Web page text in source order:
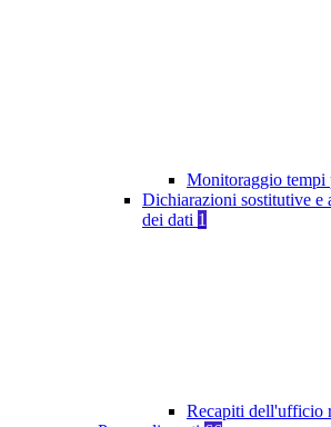
Monitoraggio tempi
Dichiarazioni sostitutive e
dei dati 1
Recapiti dell'ufficio